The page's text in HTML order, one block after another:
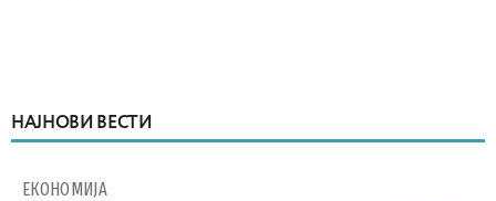
НАЈНОВИ ВЕСТИ
ЕКОНОМИЈА